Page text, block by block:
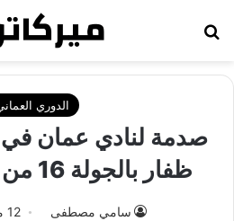
الدوري
صدمة لنادي عمان في
ظفار بالجولة 16 من دوري عمانتل
سامي مصطفى 12 مارس، 2022